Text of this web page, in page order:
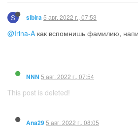
S sibira 5 авг. 2022 г., 07:53
@Irina-A как вспомнишь фамилию,
NNN 5 авг. 2022 г., 07:54
This post is deleted!
Ana29 5 авг. 2022 г., 08:05